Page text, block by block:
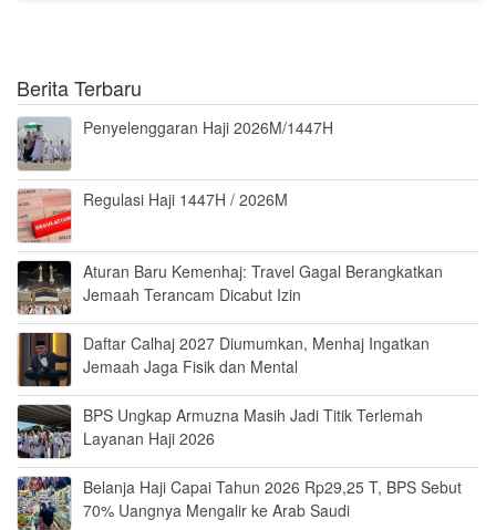
Berita Terbaru
Penyelenggaran Haji 2026M/1447H
Regulasi Haji 1447H / 2026M
Aturan Baru Kemenhaj: Travel Gagal Berangkatkan
Jemaah Terancam Dicabut Izin
Daftar Calhaj 2027 Diumumkan, Menhaj Ingatkan
Jemaah Jaga Fisik dan Mental
BPS Ungkap Armuzna Masih Jadi Titik Terlemah
Layanan Haji 2026
Belanja Haji Capai Tahun 2026 Rp29,25 T, BPS Sebut
70% Uangnya Mengalir ke Arab Saudi